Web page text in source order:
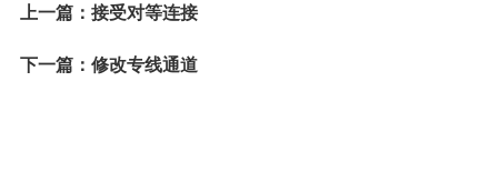
上一篇：接受对等连接
下一篇：修改专线通道